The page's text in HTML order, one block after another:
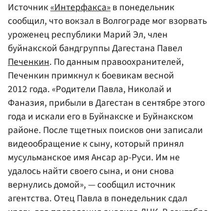
Источник«Интерфакса»в понедельник
сообщил, что вокзал в Волгограде мог взорвать
уроженец республики Марий Эл, член
буйнакской бандгруппы Дагестана Павел
Печенкин. По данным правоохранителей,
Печенкин примкнул к боевикам весной
2012 года. «Родители Павла, Николай и
Фаназия, прибыли в Дагестан в сентябре этого
года и искали его в Буйнакске и Буйнакском
районе. После тщетных поисков они записали
видеообращение к сыну, который принял
мусульманское имя Ансар ар-Руси. Им не
удалось найти своего сына, и они снова
вернулись домой», — сообщил источник
агентства. Отец Павла в понедельник сдал